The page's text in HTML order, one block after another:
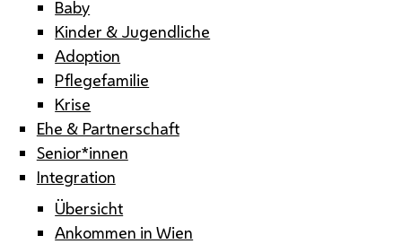
Baby
Kinder & Jugendliche
Adoption
Pflegefamilie
Krise
Ehe & Partnerschaft
Senior*innen
Integration
Übersicht
Ankommen in Wien